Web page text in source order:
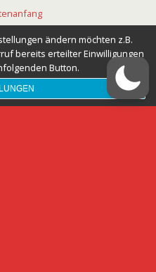
Desktop
ändern möchten z.B.
bereits erteilter Einwilligungen
Button.